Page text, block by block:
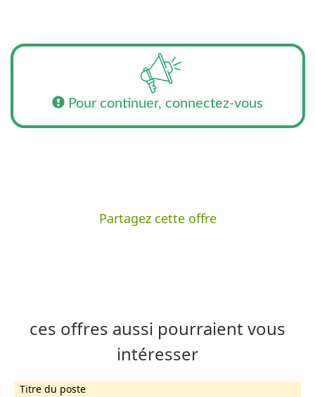
Pour continuer, connectez-vous
Partagez cette offre
ces offres aussi pourraient vous
intéresser
Titre du poste